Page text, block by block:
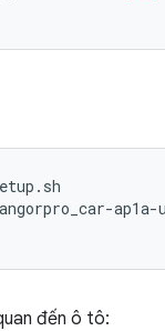
ap1a-
đến ô tô: